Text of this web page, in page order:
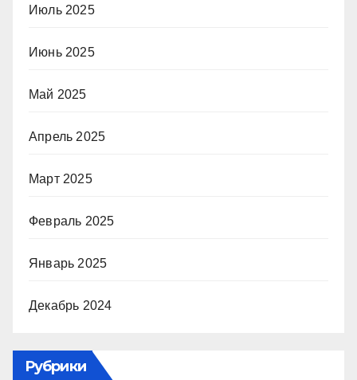
Июль 2025
Июнь 2025
Май 2025
Апрель 2025
Март 2025
Февраль 2025
Январь 2025
Декабрь 2024
Рубрики